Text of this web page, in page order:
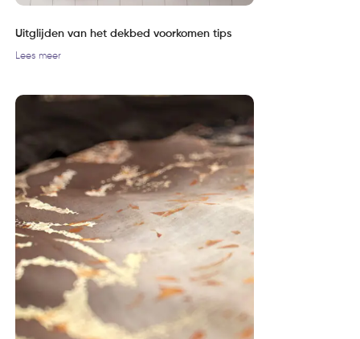
Uitglijden van het dekbed voorkomen tips
Lees meer